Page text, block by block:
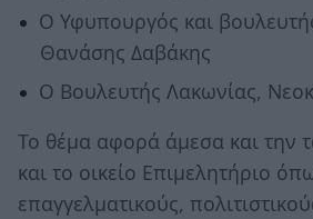
Ο Υφυπουργός και
Θανάσης Δαβάκης
Ο Βουλευτής Λακωνίας,
Το θέμα αφορά άμεσα και την
και το οικείο Επιμελητήριο
επαγγελματικούς,